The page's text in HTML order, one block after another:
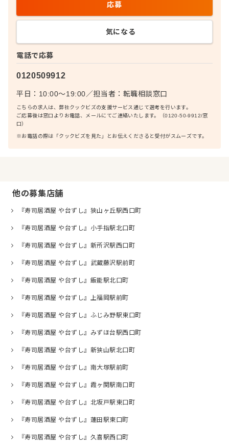
電話で応募
0120509912
平日：10:00〜19:00／担当者： 転職相談窓口
こちらの求人は、弊社クックビズの支援サービス通じて選考を行います。
ご応募後は窓口よりお電話、メールにてご連絡いたします。（0120-50-9912/窓
口）
※お電話の際は「クックビズを見た」とお伝えくださると受付がスムーズです。
応募
気になる
他の募集店舗
『寿司居酒屋 や台ずし』狭山ヶ丘駅西口町
『寿司居酒屋 や台ずし』小手指駅北口町
『寿司居酒屋 や台ずし』新所沢駅西口町
『寿司居酒屋 や台ずし』武蔵藤沢駅前町
『寿司居酒屋 や台ずし』飯能駅北口町
『寿司居酒屋 や台ずし』上福岡駅前町
『寿司居酒屋 や台ずし』ふじみ野駅東口町
『寿司居酒屋 や台ずし』みずほ台駅西口町
『寿司居酒屋 や台ずし』新狭山駅北口町
『寿司居酒屋 や台ずし』南大塚駅前町
『寿司居酒屋 や台ずし』霞ヶ関駅南口町
『寿司居酒屋 や台ずし』北坂戸駅東口町
『寿司居酒屋 や台ずし』蓮田駅東口町
『寿司居酒屋 や台ずし』久喜駅西口町